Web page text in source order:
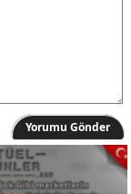
Yorumu Gönder